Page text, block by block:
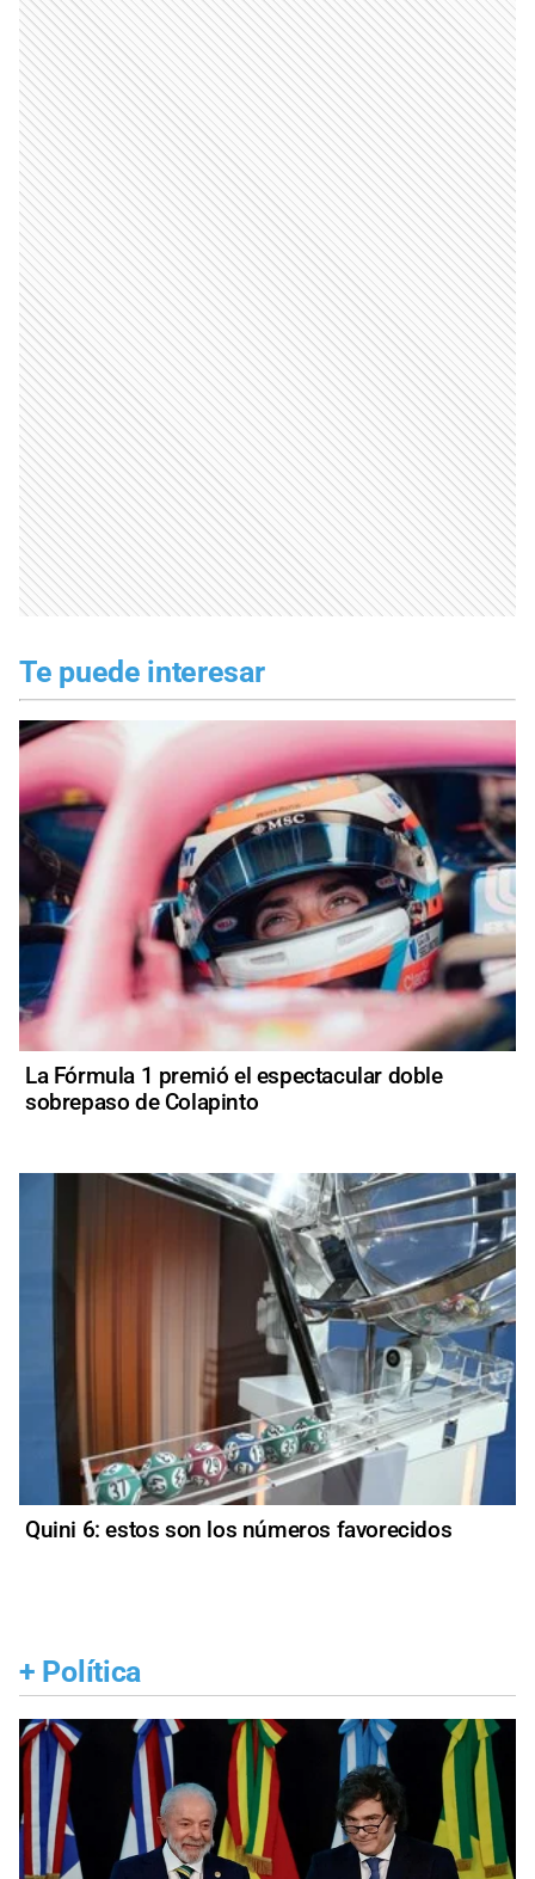
Te puede interesar
La Fórmula 1 premió el espectacular doble
sobrepaso de Colapinto
Quini 6: estos son los números favorecidos
+ Política